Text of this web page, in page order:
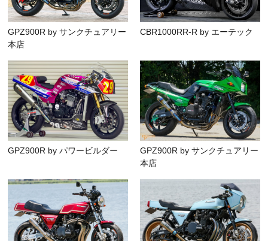
GPZ900R by サンクチュアリー
本店
CBR1000RR-R by エーテック
GPZ900R by パワービルダー
GPZ900R by サンクチュアリー
本店